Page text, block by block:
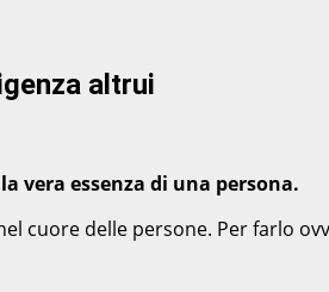
altrui
vera essenza di una persona.
cuore delle persone. Per farlo